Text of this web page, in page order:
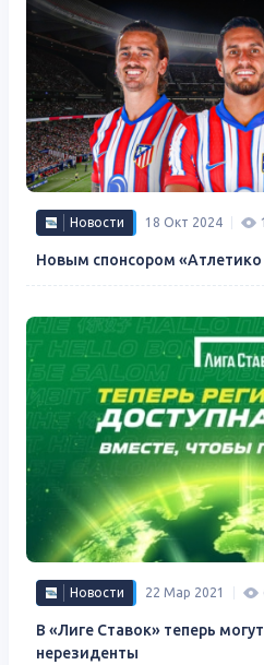
Новости 18 Окт 2024
Новым спонсором
Новости 22 Мар 2021
В «Лиге Ставок» теперь
нерезиденты